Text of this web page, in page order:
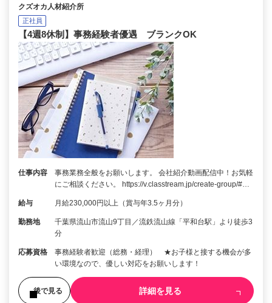
クズオカ人材紹介所
正社員
【4週8休制】事務経験者優遇 ブランクOK
仕事内容
事務業務全般をお願いします。 会社紹介動画配信中！お気軽
にご相談ください。 https://v.classtream.jp/create-group/#…
給与 月給230,000円以上（賞与年3.5ヶ月分）
勤務地
千葉県流山市流山9丁目／流鉄流山線「平和台駅」より徒歩3
分
応募資格
事務経験者歓迎（総務・経理） ★お子様と接する機会が多
い環境なので、優しい対応をお願いします！
後で見る 詳細を見る